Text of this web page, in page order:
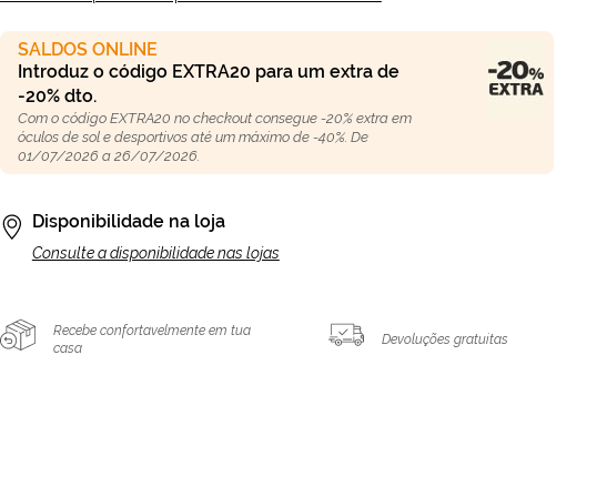
SALDOS ONLINE
Introduz o código EXTRA20 para um extra de
-20% dto.
Com o código EXTRA20 no checkout consegue -20% extra em
óculos de sol e desportivos até um máximo de -40%. De
01/07/2026 a 26/07/2026.
Disponibilidade na loja
Consulte a disponibilidade nas lojas
Recebe confortavelmente em tua
casa
Devoluções gratuitas